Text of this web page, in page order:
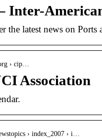
Inter-
the latest news on
› cip…
Association
› index_2007 › i…